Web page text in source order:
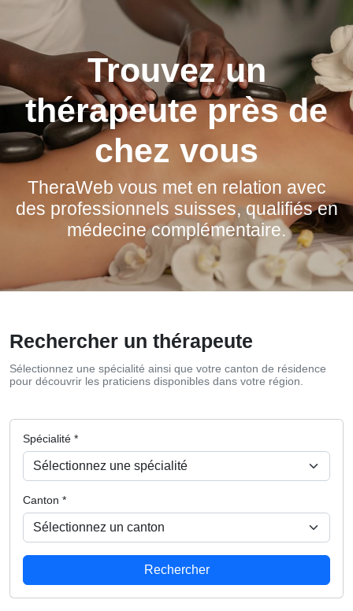
Trouvez un
thérapeute près de
chez vous
TheraWeb vous met en relation avec
des professionnels suisses, qualifiés en
médecine complémentaire.
Rechercher un thérapeute
Sélectionnez une spécialité ainsi que votre canton de résidence
pour découvrir les praticiens disponibles dans votre région.
Spécialité *
Canton *
Rechercher